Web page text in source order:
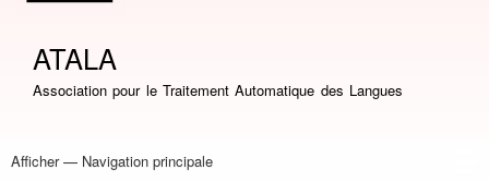
ATALA
Association pour le Traitement Automatique des Langues
Navigation
Afficher — Navigation principale